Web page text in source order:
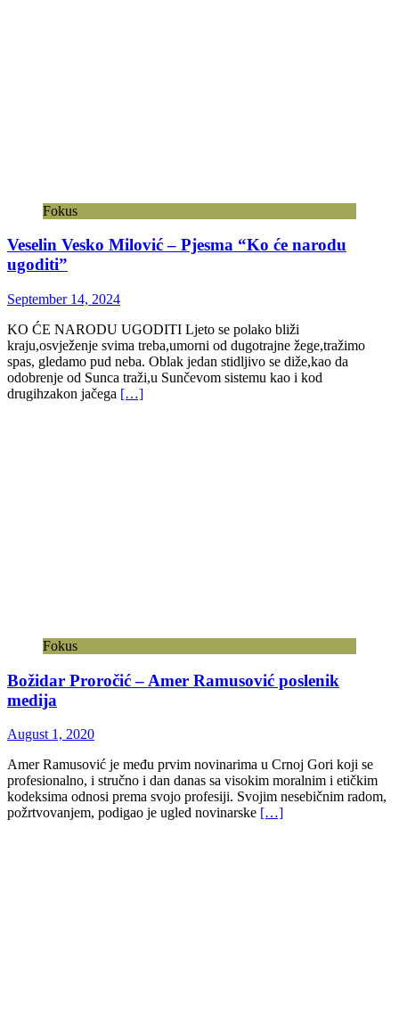
Fokus
Veselin Vesko Milović – Pjesma “Ko će narodu
ugoditi”
September 14, 2024
KO ĆE NARODU UGODITI Ljeto se polako bliži
kraju,osvježenje svima treba,umorni od dugotrajne žege,tražimo
spas, gledamo pud neba. Oblak jedan stidljivo se diže,kao da
odobrenje od Sunca traži,u Sunčevom sistemu kao i kod
drugihzakon jačega […]
Fokus
Božidar Proročić – Amer Ramusović poslenik
medija
August 1, 2020
Amer Ramusović je među prvim novinarima u Crnoj Gori koji se
profesionalno, i stručno i dan danas sa visokim moralnim i etičkim
kodeksima odnosi prema svojo profesiji. Svojim nesebičnim radom,
požrtvovanjem, podigao je ugled novinarske […]